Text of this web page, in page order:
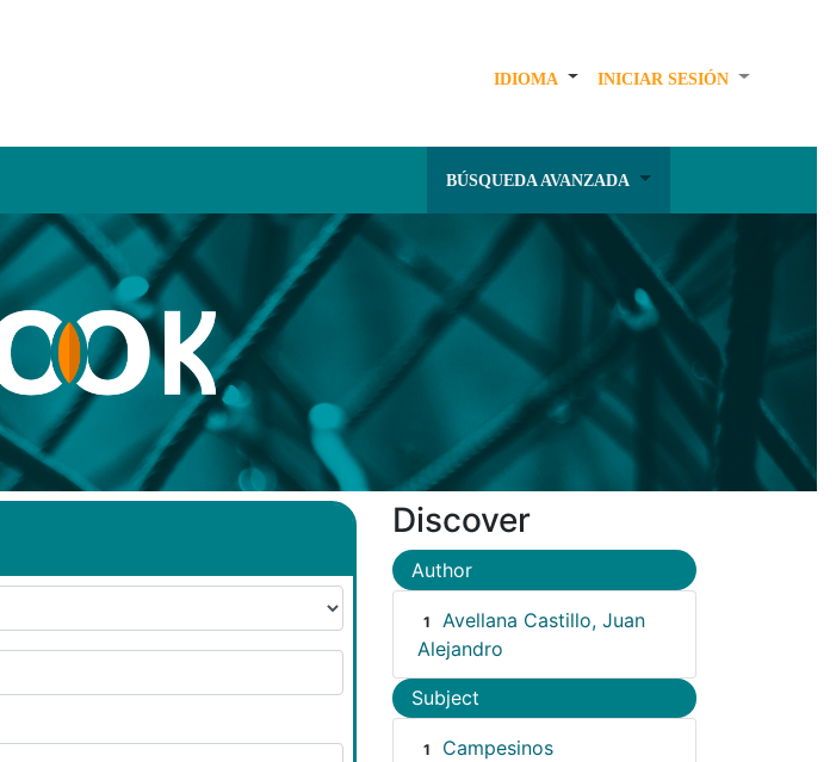
IDIOMA INICIAR SESIÓN
BÚSQUEDA AVANZADA
Discover
Author
1
Avellana Castillo, Juan
Alejandro
Subject
1 Campesinos